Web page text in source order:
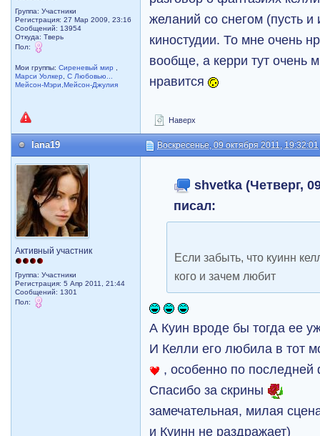
Группа: Участники
Регистрация: 27 Мар 2009, 23:16
Сообщений: 13954
Откуда: Тверь
Пол:
Мои группы:Сиреневый мир
Марси Уолкер
,С Любовью...
Мейсон-Мэри,Мейсон-Джулия
желаний со снегом (пусть и
киностудии. То мне очень
вообще, а керри тут очень
нравится
Наверх
lana19 Воскресенье, 09 октября 2011, 19:32:01
Активный участник
Группа: Участники
Регистрация: 5 Апр 2011, 21:44
Сообщений: 1301
Пол:
shvetka (Четверг,
писал:
Если забыть, что куинн
кого и зачем любит
А Куин вроде бы тогда ее
И Келли его любила в тот
, особенно по последней
Спасибо за скрины
замечательная, милая
и Куинн не раздражает)